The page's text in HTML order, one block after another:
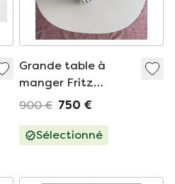
Grande table à
manger Fritz
Hansen
900 € 750 €
Sélectionné